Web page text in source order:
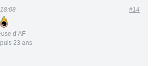
d’AF
23 ans
#14